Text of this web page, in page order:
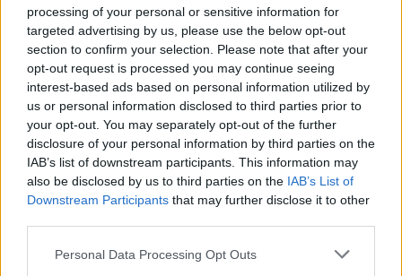
processing of your personal or sensitive information for
targeted advertising by us, please use the below opt-out
section to confirm your selection. Please note that after your
opt-out request is processed you may continue seeing
interest-based ads based on personal information utilized by
us or personal information disclosed to third parties prior to
your opt-out. You may separately opt-out of the further
disclosure of your personal information by third parties on the
IAB’s list of downstream participants. This information may
also be disclosed by us to third parties on the IAB’s List of
Downstream Participants that may further disclose it to other
Personal Data Processing Opt Outs
Përfundon pas 4 orësh
protesta kundër klasës
shumë!”
Protestuesit vijojnë
marshimin pa u ndalur:
partisë!